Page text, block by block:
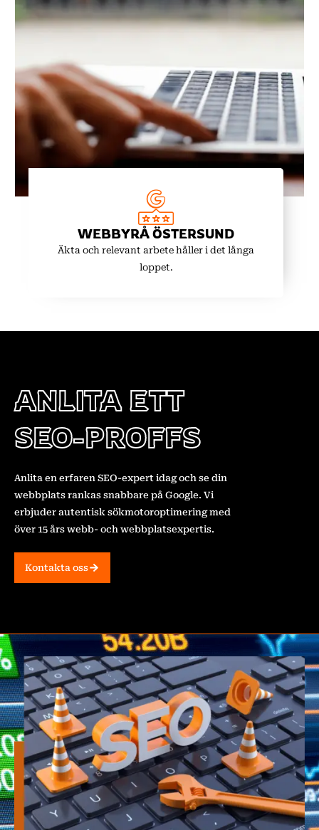
WEBBYRÅ ÖSTERSUND
Äkta och relevant arbete håller i det långa
loppet.
ANLITA ETT
SEO-PROFFS
Anlita en erfaren SEO-expert idag och se din
webbplats rankas snabbare på Google. Vi
erbjuder autentisk sökmotoroptimering med
över 15 års webb- och webbplatsexpertis.
Kontakta oss